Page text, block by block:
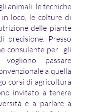
animali, le tecniche
loco, le colture di
delle piante
precisione. Presso
consulente per  gli
passare
a quella
corsi di agricoltura
invitato a tenere
e a parlare a